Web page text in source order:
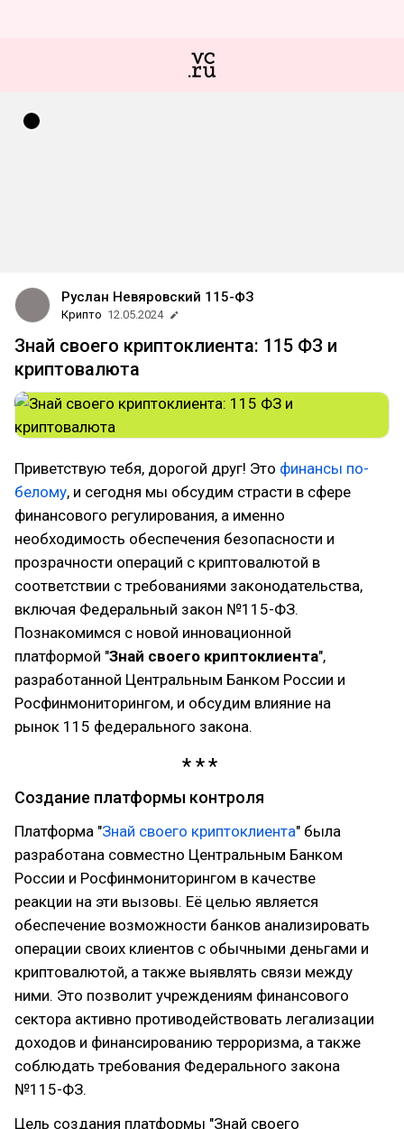
Руслан Невяровский 115-ФЗ
Крипто 12.05.2024
Знай своего криптоклиента: 115 ФЗ и
криптовалюта
Приветствую тебя, дорогой друг! Это финансы по-
белому, и сегодня мы обсудим страсти в сфере
финансового регулирования, а именно
необходимость обеспечения безопасности и
прозрачности операций с криптовалютой в
соответствии с требованиями законодательства,
включая Федеральный закон №115-ФЗ.
Познакомимся с новой инновационной
платформой "Знай своего криптоклиента",
разработанной Центральным Банком России и
Росфинмониторингом, и обсудим влияние на
рынок 115 федерального закона.
Создание платформы контроля
Платформа "Знай своего криптоклиента" была
разработана совместно Центральным Банком
России и Росфинмониторингом в качестве
реакции на эти вызовы. Её целью является
обеспечение возможности банков анализировать
операции своих клиентов с обычными деньгами и
криптовалютой, а также выявлять связи между
ними. Это позволит учреждениям финансового
сектора активно противодействовать легализации
доходов и финансированию терроризма, а также
соблюдать требования Федерального закона
№115-ФЗ.
Цель создания платформы "Знай своего